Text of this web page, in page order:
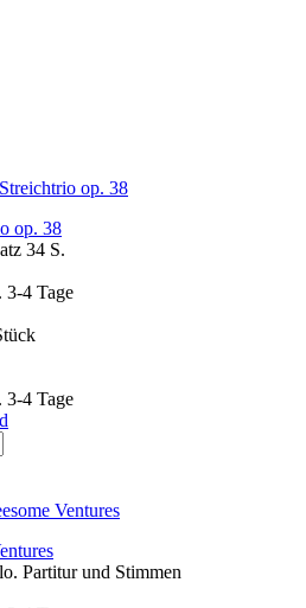
op. 38
34 S.
3-4 Tage
3-4 Tage
Partitur und Stimmen